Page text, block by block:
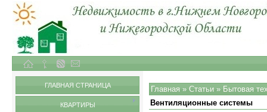
ГЛАВНАЯ СТРАНИЦА
КВАРТИРЫ
Главная » Статьи » Бытовая
Вентиляционные системы